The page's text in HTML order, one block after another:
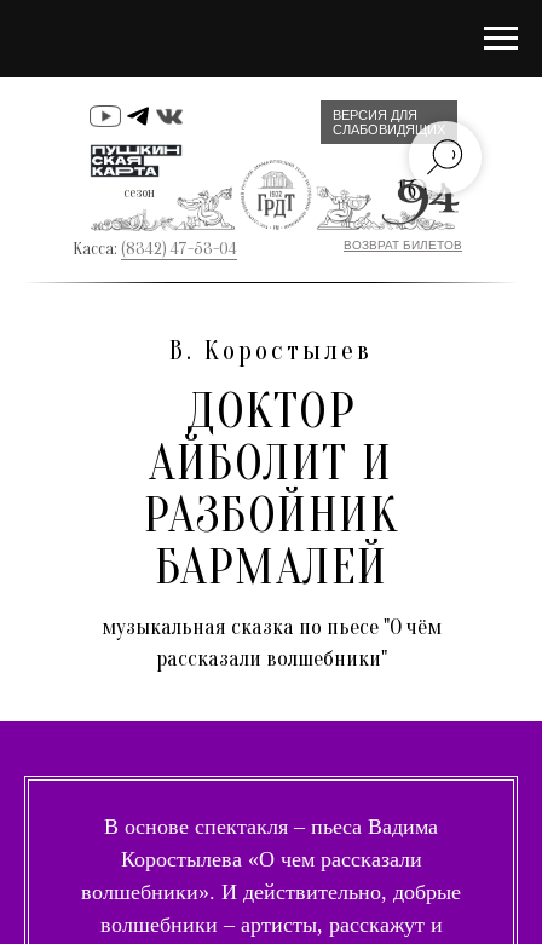
Касса: (8342) 47-53-04
РЕПЕРТУАР
ВЕРСИЯ ДЛЯ
СЛАБОВИДЯЩИХ
СООТЕЧЕСТВЕННИКИ
ВОЗВРАТ БИЛЕТОВ
сезон
В. Коростылев
ДОКТОР
АЙБОЛИТ И
РАЗБОЙНИК
БАРМАЛЕЙ
музыкальная сказка по пьесе "О чём
рассказали волшебники"
В основе спектакля – пьеса Вадима
Коростылева «О чем рассказали
волшебники». И действительно, добрые
волшебники – артисты, расскажут и